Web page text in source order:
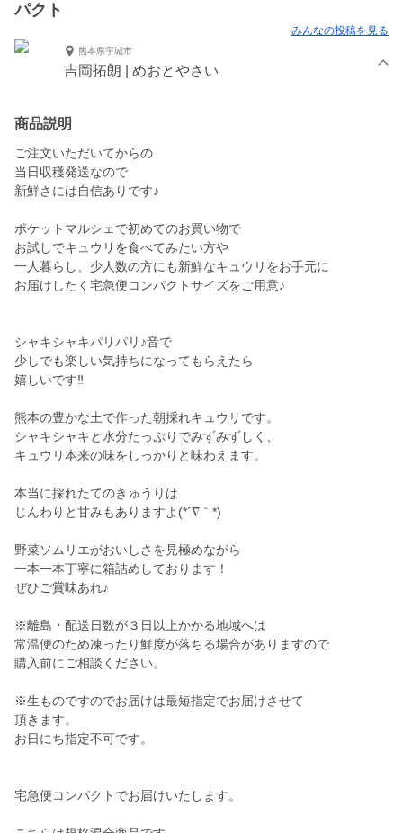
パクト
みんなの投稿を見る
熊本県宇城市
吉岡拓朗 | めおとやさい
商品説明
ご注文いただいてからの
当日収穫発送なので
新鮮さには自信ありです♪
ポケットマルシェで初めてのお買い物で
お試しでキュウリを食べてみたい方や
一人暮らし、少人数の方にも新鮮なキュウリをお手元に
お届けしたく宅急便コンパクトサイズをご用意♪
シャキシャキパリパリ♪音で
少しでも楽しい気持ちになってもらえたら
嬉しいです‼︎
熊本の豊かな土で作った朝採れキュウリです。
シャキシャキと水分たっぷりでみずみずしく、
キュウリ本来の味をしっかりと味わえます。
本当に採れたてのきゅうりは
じんわりと甘みもありますよ(*´∇｀*)
野菜ソムリエがおいしさを見極めながら
一本一本丁寧に箱詰めしております！
ぜひご賞味あれ♪
※離島・配送日数が３日以上かかる地域へは
常温便のため凍ったり鮮度が落ちる場合がありますので
購入前にご相談ください。
※生ものですのでお届けは最短指定でお届けさせて
頂きます。
お日にち指定不可です。
宅急便コンパクトでお届けいたします。